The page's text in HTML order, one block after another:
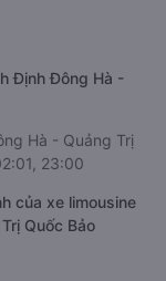
Định Đông Hà -
Hà - Quảng Trị
23:00
của xe limousine
Quốc Bảo